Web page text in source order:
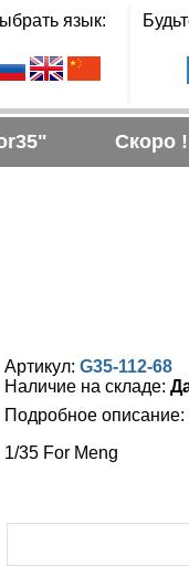
язык:
Скоро !
Артикул: G35-112-68
Наличие на складе:
Подробное описание:
1/35 For Meng